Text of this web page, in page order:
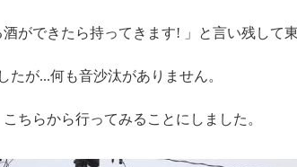
酒ができたら持ってきます! 」と言い残して
たが...何も音沙汰がありません。
ちらから行ってみることにしました。